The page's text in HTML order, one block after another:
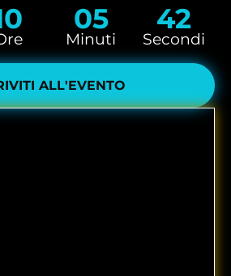
05
Minuti
41
Secondi
ALL'EVENTO